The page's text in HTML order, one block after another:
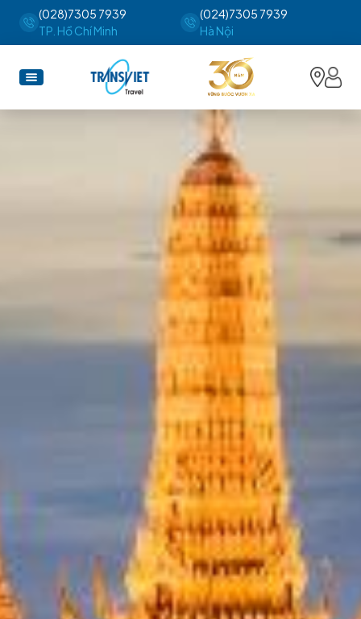
(028)7305 7939
TP. Hồ Chí Minh
(024)7305 7939
Hà Nội